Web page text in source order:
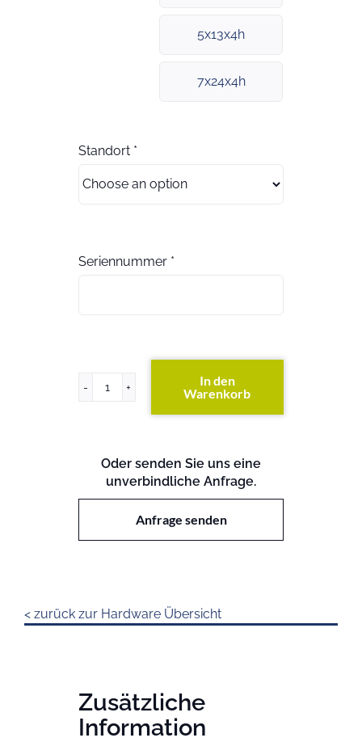
5x13x4h
7x24x4h
Standort *
Seriennummer *
ProLiant
In den
Warenkorb
Oder senden Sie uns eine
unverbindliche Anfrage.
Anfrage senden
< zurück zur Hardware Übersicht
Zusätzliche
Information